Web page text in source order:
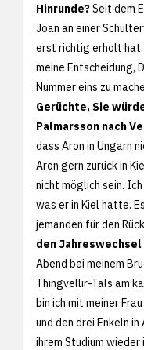
Hinrunde?Seit dem
Joan an einer
erst richtig erholt hat.
meine Entscheidung,
Nummer eins zu
Gerüchte, Sie
Palmarsson nach
dass Aron in Ungarn
Aron gern zurück in
nicht möglich sein.
was er in Kiel hatte.
jemanden für den
den
Abend bei meinem
Thingvellir-Tals am
bin ich mit meiner
und den drei Enkeln
ihrem Studium wieder